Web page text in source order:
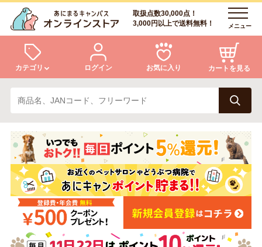
取扱点数30,000点！
3,000円以上で送料無料！
メニュー
カテゴリ
犬 猫
小動物・鳥 アクア・爬虫類・昆虫
ドッグフード キャットフード
ログイン お気に入り カートを見る
ログイン
会員登録
あにまるキャンパスについて
アフターサービス
商品リクエスト